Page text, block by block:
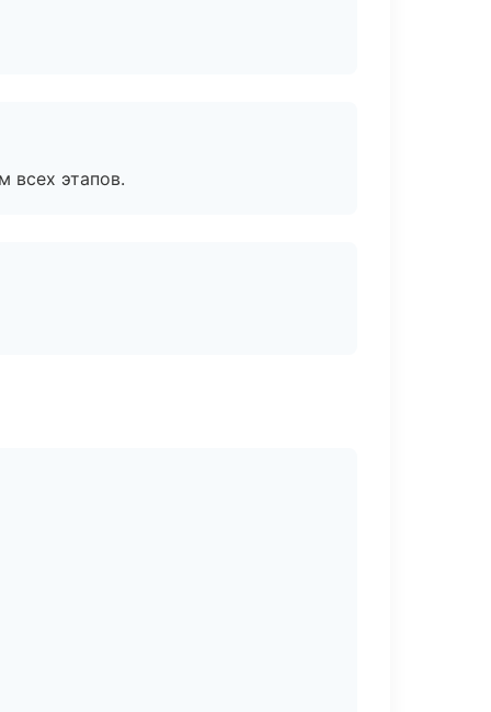
всех этапов.